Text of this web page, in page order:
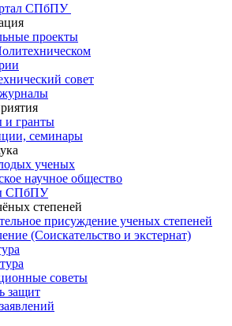
СПбПУ
проекты
совет
и гранты
семинары
ученых
научное общество
СПбПУ
степеней
присуждение ученых степеней
(Соискательство и экстернат)
советы
защит